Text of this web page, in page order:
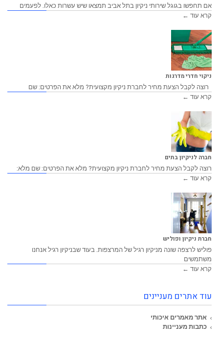
אם תחפשו בגוגל שירותי ניקיון בתל אביב תמצאו שיש עשרות כאלו. לפעמים
קרא עוד ←
ניקוי חדרי מדרגות
רוצה לקבל הצעת מחיר לחברת ניקיון מקצועית? מלא את הפרטים: שם
קרא עוד ←
חברה לניקיון בתים
רוצה לקבל הצעת מחיר לחברת ניקיון מקצועית? מלא את הפרטים: שם מלא:
קרא עוד ←
חברת ניקיון ופוליש
פוליש לרצפה שונה מניקיון רגיל של המרצפות. בעוד שבניקיון רגיל אנחנו
משתמשים
קרא עוד ←
עוד אתרים מעניינים
אתר מאמרים איכותי
כתבות מעניינות